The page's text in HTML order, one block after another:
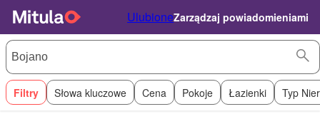
UlubioneZarządzaj powiadomieniami
Filtry Słowa kluczowe Cena Pokoje Łazienki Typ